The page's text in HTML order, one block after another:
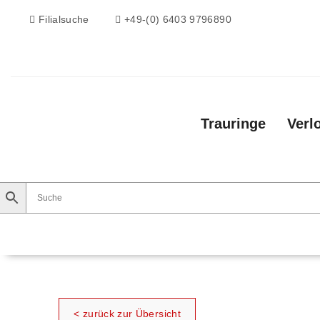
Filialsuche +49-(0) 6403 9796890
Trauringe
< zurück zur Übersicht